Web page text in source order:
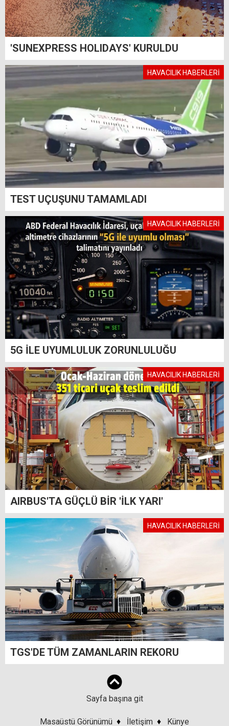
'SUNEXPRESS HOLIDAYS' KURULDU
HAVACILIK HABERLERİ
TEST UÇUŞUNU TAMAMLADI
HAVACILIK HABERLERİ
5G İLE UYUMLULUK ZORUNLULUĞU
HAVACILIK HABERLERİ
AIRBUS'TA GÜÇLÜ BİR 'İLK YARI'
HAVACILIK HABERLERİ
TGS'DE TÜM ZAMANLARIN REKORU
Sayfa başına git
Masaüstü Görünümü ♦ İletişim ♦ Künye